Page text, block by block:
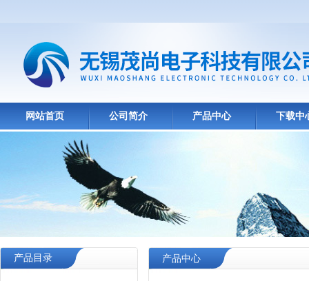
网站首页 公司简介 产品中心 下载中
产品目录 产品中心